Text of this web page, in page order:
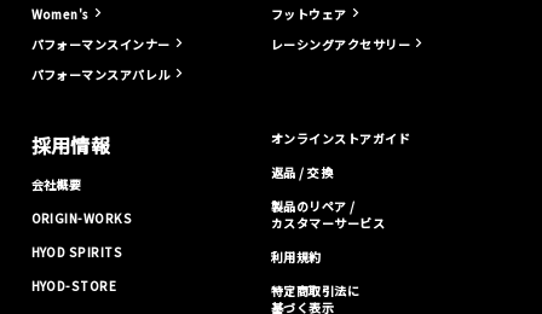
Women's
パフォーマンスインナー
パフォーマンスアパレル
フットウェア
レーシングアクセサリー
採用情報
会社概要
ORIGIN-WORKS
HYOD SPIRITS
HYOD-STORE
オンラインストアガイド
返品 / 交換
製品のリペア /
カスタマーサービス
利用規約
特定商取引法に
基づく表示